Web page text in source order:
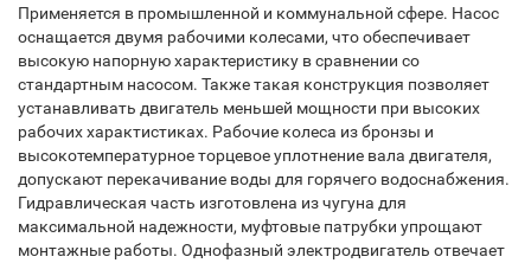
Применяется в промышленной и коммунальной сфере. Насос
оснащается двумя рабочими колесами, что обеспечивает
высокую напорную характеристику в сравнении со
стандартным насосом. Также такая конструкция позволяет
устанавливать двигатель меньшей мощности при высоких
рабочих характистиках. Рабочие колеса из бронзы и
высокотемпературное торцевое уплотнение вала двигателя,
допускают перекачивание воды для горячего водоснабжения.
Гидравлическая часть изготовлена из чугуна для
максимальной надежности, муфтовые патрубки упрощают
монтажные работы. Однофазный электродвигатель отвечает